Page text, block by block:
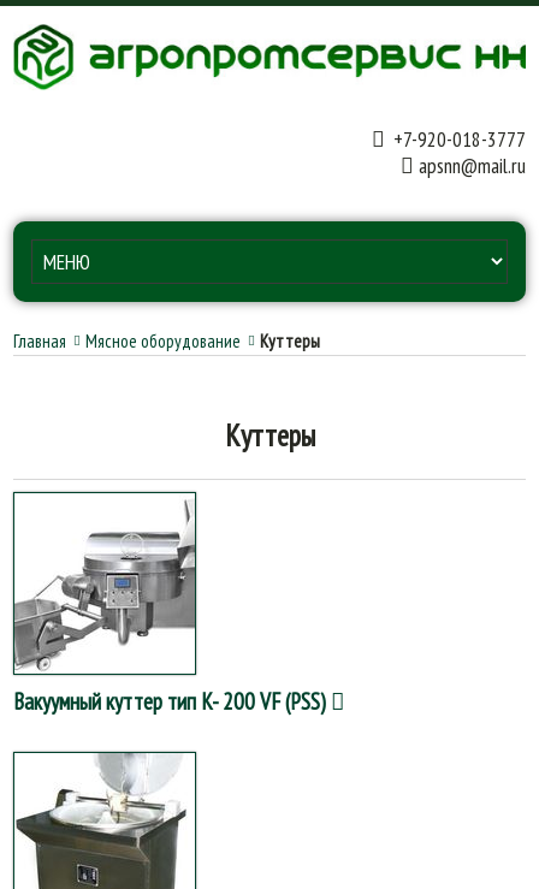
+7-920-018-3777
apsnn@mail.ru
Главная Мясное оборудование Куттеры
Куттеры
Вакуумный куттер тип K- 200 VF (PSS)